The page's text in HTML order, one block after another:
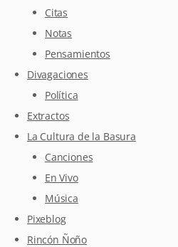
Citas
Notas
Pensamientos
Divagaciones
Política
Extractos
La Cultura de la Basura
Canciones
En Vivo
Música
Pixeblog
Rincón Ñoño